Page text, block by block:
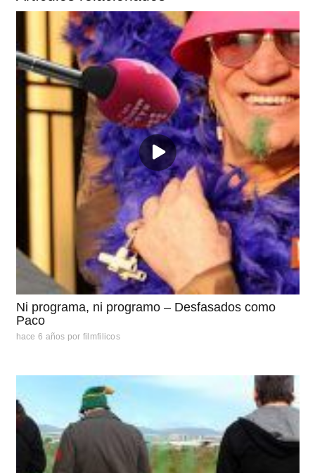
Ni programa, ni programo – Desfasados como
Paco
hace 6 años por filmfilicos